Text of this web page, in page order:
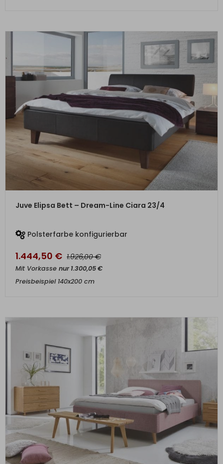
ZUM PRODUKT
Juve Elipsa Bett – Dream-Line Ciara 23/4
Polsterfarbe konfigurierbar
1.444,50 € 1.926,00€
Mit Vorkasse nur1.300,05€
Preisbeispiel 140x200 cm